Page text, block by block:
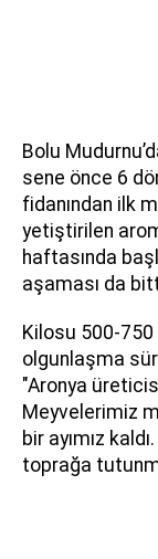
Bolu
sene önce 6
fidanından ilk
yetiştirilen
haftasında
aşaması da
Kilosu 500-750
olgunlaşma
"Aronya
Meyvelerimiz
bir ayımız
toprağa